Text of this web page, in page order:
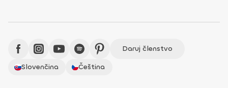
Daruj členstvo
Slovenčina
Čeština